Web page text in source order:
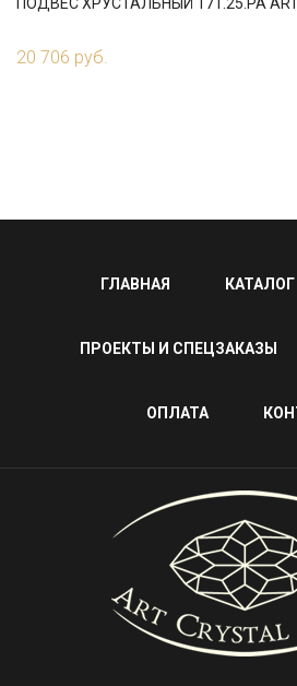
20 706 руб.
ГЛАВНАЯ КАТАЛОГ
ПРОЕКТЫ И СПЕЦЗАКАЗЫ
ОПЛАТА